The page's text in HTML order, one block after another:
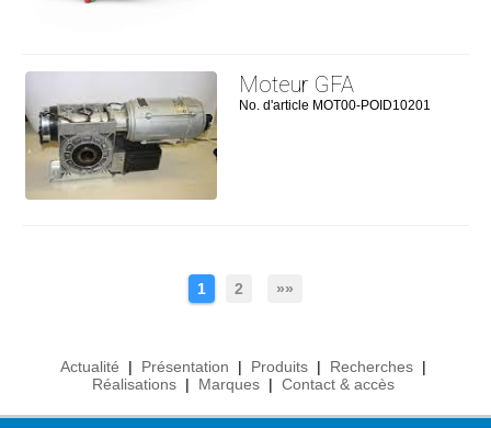
Moteur GFA
No. d'article MOT00-POID10201
1 2 »»
Actualité | Présentation | Produits | Recherches |
Réalisations | Marques | Contact & accès